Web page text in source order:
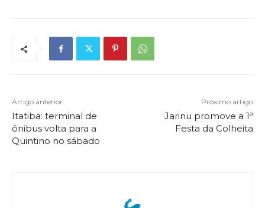
Artigo anterior
Itatiba: terminal de
ônibus volta para a
Quintino no sábado
Próximo artigo
Jarinu promove a 1ª
Festa da Colheita